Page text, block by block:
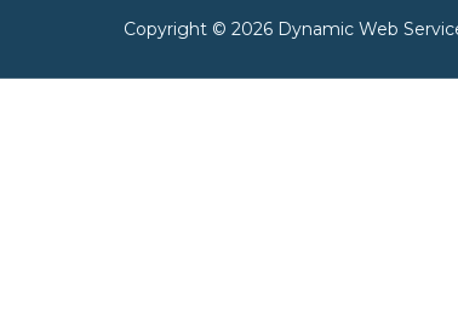
Copyright © 2026 Dynamic Web